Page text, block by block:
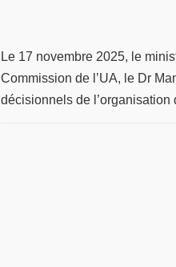
Le 17 novembre 2025, le
Commission de l’UA, le Dr
décisionnels de l’organisation